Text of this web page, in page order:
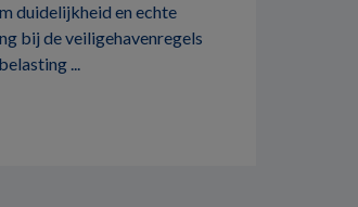
duidelijkheid en echte
bij de veiligehavenregels
...